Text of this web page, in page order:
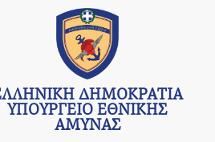
ΔΗΜΟΚΡΑΤΙΑ
ΥΠΟΥΡΓΕΙΟ ΕΘΝΙΚΗΣ
ΑΜΥΝΑΣ